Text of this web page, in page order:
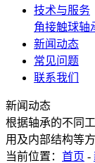
技术与服务
角接触球轴
新闻动态
常见问题
联系我们
新闻动态
根据轴承的不同
用及内部结构等
当前位置： 首页 -